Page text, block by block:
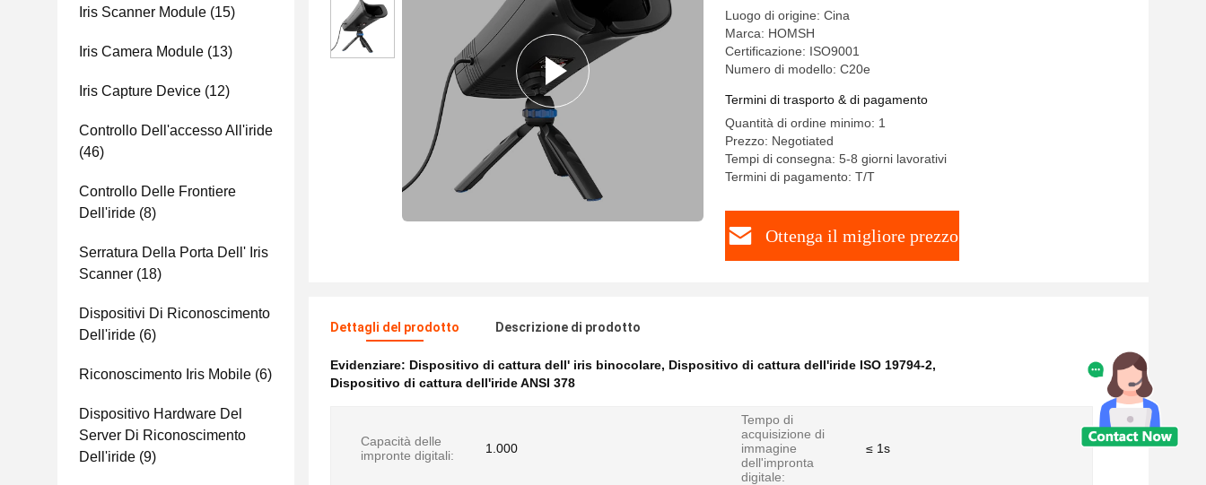
Iris Scanner Module (15)
Iris Camera Module (13)
Iris Capture Device (12)
Controllo Dell'accesso All'iride
(46)
Controllo Delle Frontiere
Dell'iride (8)
Serratura Della Porta Dell' Iris
Scanner (18)
Dispositivi Di Riconoscimento
Dell'iride (6)
Riconoscimento Iris Mobile (6)
Dispositivo Hardware Del
Server Di Riconoscimento
Dell'iride (9)
Luogo di origine: Cina
Marca: HOMSH
Certificazione: ISO9001
Numero di modello: C20e
Termini di trasporto & di pagamento
Quantità di ordine minimo: 1
Prezzo: Negotiated
Tempi di consegna: 5-8 giorni lavorativi
Termini di pagamento: T/T
Ottenga il migliore prezzo
Dettagli del prodotto Descrizione di prodotto
Evidenziare: Dispositivo di cattura dell' iris binocolare, Dispositivo di cattura dell'iride ISO 19794-2,
Dispositivo di cattura dell'iride ANSI 378
Capacità delle
impronte digitali:
1.000
Tempo di
acquisizione di
immagine
dell'impronta
digitale:
≤ 1s